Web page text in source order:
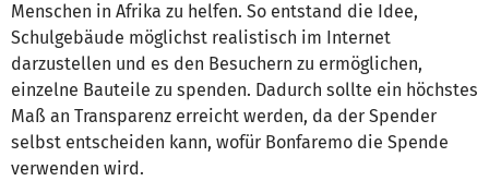
Menschen in Afrika zu helfen. So entstand die Idee,
Schulgebäude möglichst realistisch im Internet
darzustellen und es den Besuchern zu ermöglichen,
einzelne Bauteile zu spenden. Dadurch sollte ein höchstes
Maß an Transparenz erreicht werden, da der Spender
selbst entscheiden kann, wofür Bonfaremo die Spende
verwenden wird.